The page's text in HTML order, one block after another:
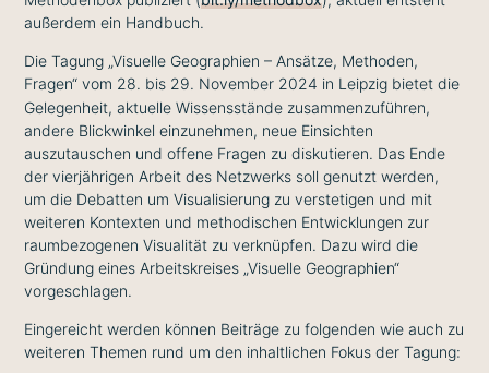
außerdem ein Handbuch.
Die Tagung „Visuelle Geographien – Ansätze, Methoden,
Fragen“ vom 28. bis 29. November 2024 in Leipzig bietet die
Gelegenheit, aktuelle Wissensstände zusammenzuführen,
andere Blickwinkel einzunehmen, neue Einsichten
auszutauschen und offene Fragen zu diskutieren. Das Ende
der vierjährigen Arbeit des Netzwerks soll genutzt werden,
um die Debatten um Visualisierung zu verstetigen und mit
weiteren Kontexten und methodischen Entwicklungen zur
raumbezogenen Visualität zu verknüpfen. Dazu wird die
Gründung eines Arbeitskreises „Visuelle Geographien“
vorgeschlagen.
Eingereicht werden können Beiträge zu folgenden wie auch zu
weiteren Themen rund um den inhaltlichen Fokus der Tagung: